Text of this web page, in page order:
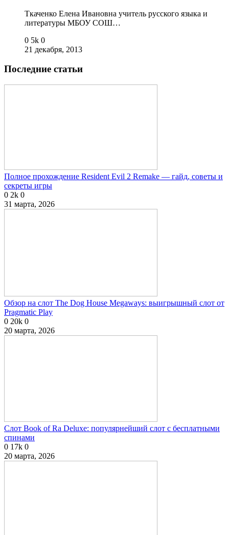
Ткаченко Елена Ивановна учитель русского языка и
литературы МБОУ СОШ…
0 5k 0
21 декабря, 2013
Последние статьи
Полное прохождение Resident Evil 2 Remake — гайд, советы и
секреты игры
0 2k 0
31 марта, 2026
Обзор на слот The Dog House Megaways: выигрышный слот от
Pragmatic Play
0 20k 0
20 марта, 2026
Слот Book of Ra Deluxe: популярнейший слот с бесплатными
спинами
0 17k 0
20 марта, 2026